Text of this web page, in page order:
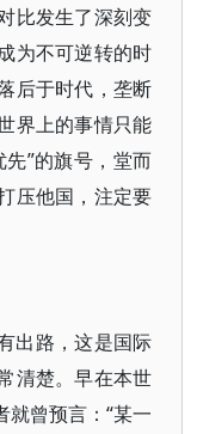
比发生了深刻变
为不可逆转的时
后于时代，垄断
界上的事情只能
”的旗号，堂而
压他国，注定要
出路，这是国际
清楚。早在本世
曾预言：“某一